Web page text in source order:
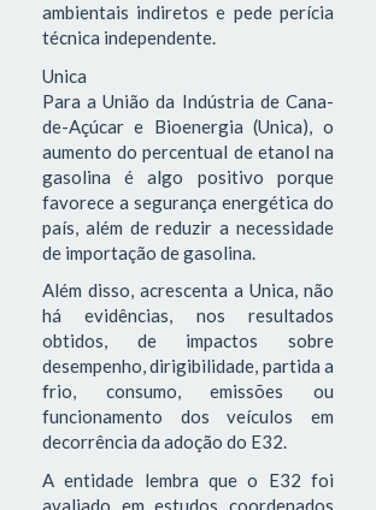
ambientais indiretos e pede perícia
técnica independente.
Unica
Para a União da Indústria de Cana-
de-Açúcar e Bioenergia (Unica), o
aumento do percentual de etanol na
gasolina é algo positivo porque
favorece a segurança energética do
país, além de reduzir a necessidade
de importação de gasolina.
Além disso, acrescenta a Unica, não
há evidências, nos resultados
obtidos, de impactos sobre
desempenho, dirigibilidade, partida a
frio, consumo, emissões ou
funcionamento dos veículos em
decorrência da adoção do E32.
A entidade lembra que o E32 foi
avaliado em estudos coordenados